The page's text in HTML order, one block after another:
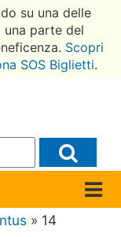
su una delle
parte del
Scopri
SOS Biglietti.
» 14